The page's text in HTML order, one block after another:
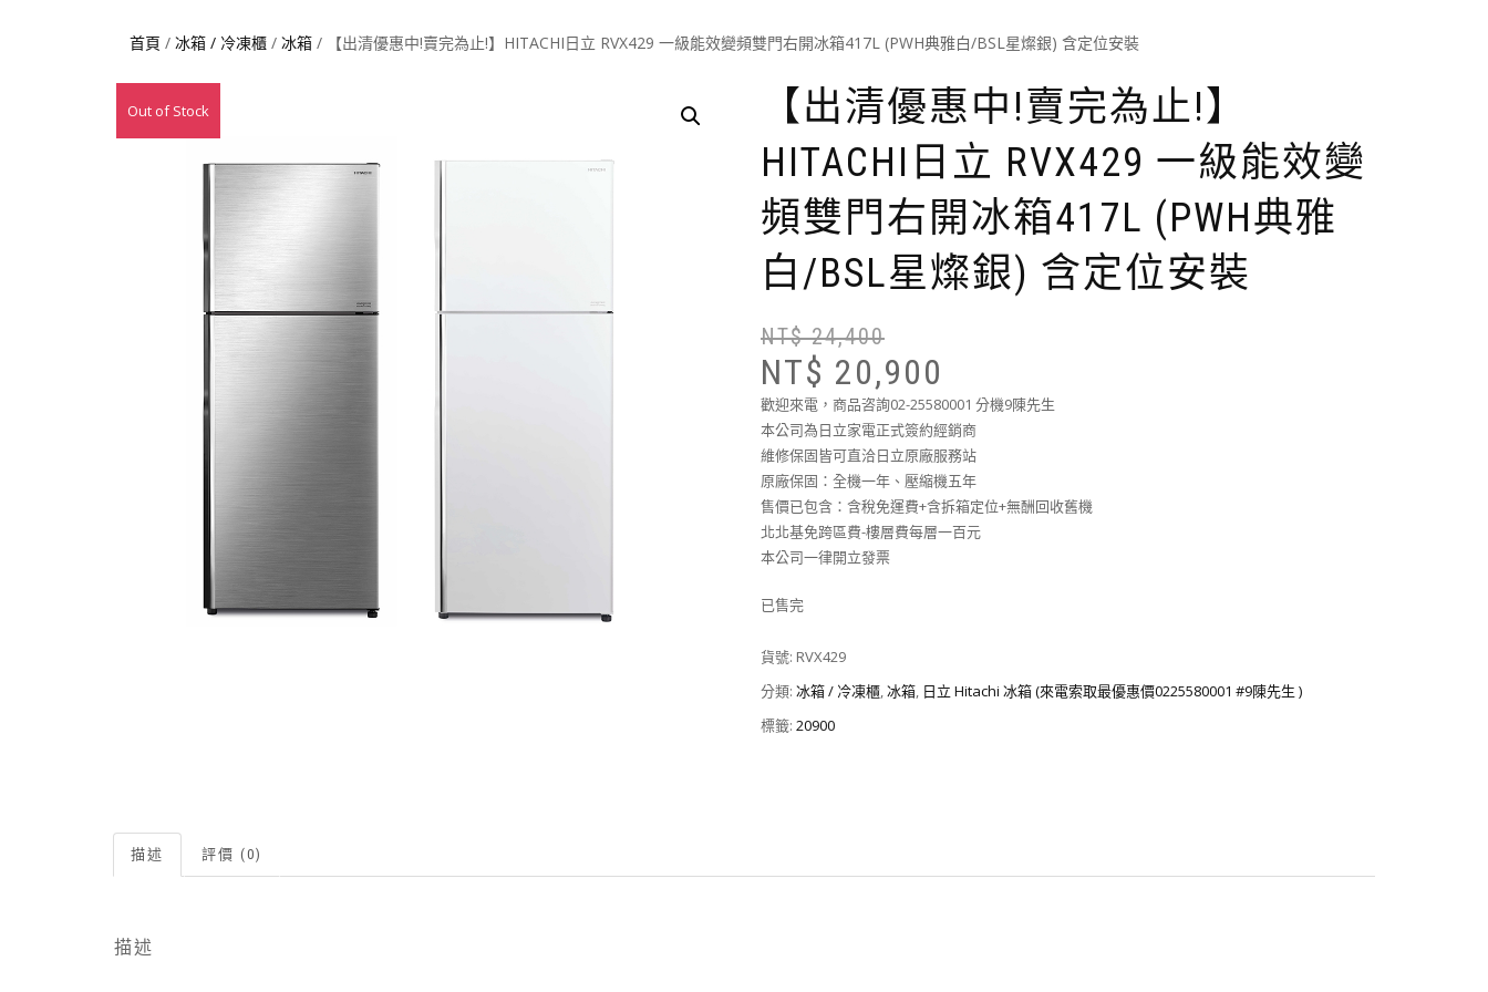
首頁 / 冰箱 / 冷凍櫃 / 冰箱 / 【出清優惠中!賣完為止!】HITACHI日立 RVX429 一級能效變頻雙門右開冰箱417L (PWH典雅白/BSL星燦銀) 含定位安裝
特價
Out of Stock
【出清優惠中!賣完為止!】
HITACHI日立 RVX429 一級能效變
頻雙門右開冰箱417L (PWH典雅
白/BSL星燦銀) 含定位安裝
NT$24,400
NT$ 20,900
歡迎來電，商品咨詢02-25580001 分機9陳先生
本公司為日立家電正式簽約經銷商
維修保固皆可直洽日立原廠服務站
原廠保固：全機一年、壓縮機五年
售價已包含：含稅免運費+含拆箱定位+無酬回收舊機
北北基免跨區費-樓層費每層一百元
本公司一律開立發票
已售完
貨號: RVX429
分類: 冰箱 / 冷凍櫃,冰箱, 日立 Hitachi 冰箱 (來電索取最優惠價0225580001 #9陳先生 )
標籤: 20900
描述 評價 (0)
描述